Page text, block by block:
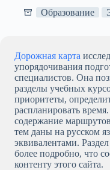
Образование
Дорожная карта
упорядочивания
специалистов. Она
разделы учебных
приоритеты,
распланировать
содержание
тем даны на русском
эквивалентами.
более подробно, что
контенту этого сайта.